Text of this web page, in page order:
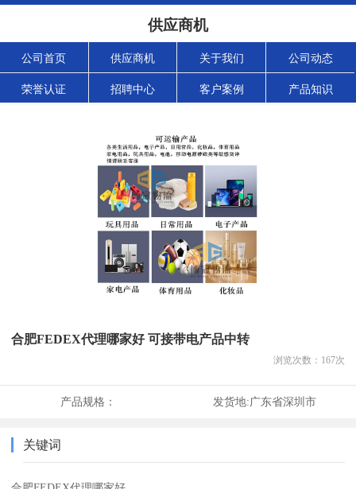
供应商机
公司首页 供应商机 关于我们 公司动态
荣誉认证 招聘中心 客户案例 产品知识
合肥FEDEX代理哪家好 可接带电产品中转
浏览次数： 167次
产品规格： 发货地:广东省深圳市
关键词